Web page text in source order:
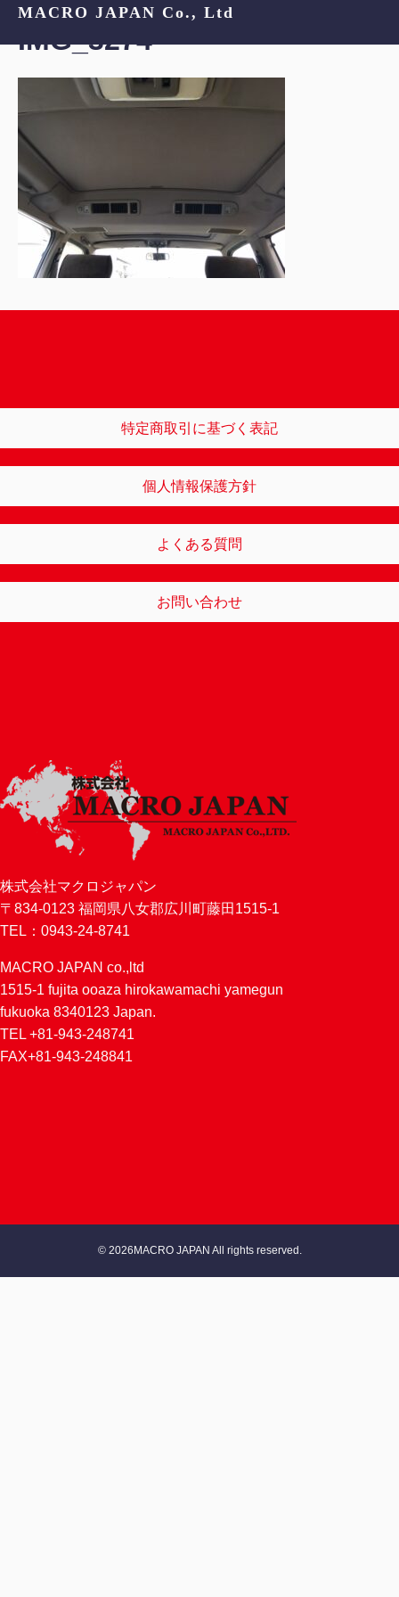
MACRO JAPAN Co., Ltd
IMG_3274
特定商取引に基づく表記
個人情報保護方針
よくある質問
お問い合わせ
株式会社マクロジャパン
〒834-0123 福岡県八女郡広川町藤田1515-1
TEL：0943-24-8741
MACRO JAPAN co.,ltd
1515-1 fujita ooaza hirokawamachi yamegun
fukuoka 8340123 Japan.
TEL +81-943-248741
FAX+81-943-248841
© 2026MACRO JAPAN All rights reserved.